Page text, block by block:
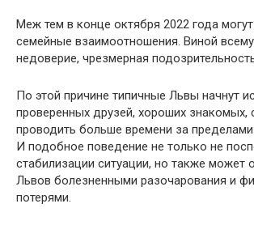
Меж тем в конце октября 2022 года могут
семейные взаимоотношения. Виной
недоверие, чрезмерная
По этой причине типичные Львы начнут
проверенных друзей, хороших знакомых,
проводить больше времени за
И подобное поведение не только не
стабилизации ситуации, но также может
Львов болезненными разочарования и
потерями.